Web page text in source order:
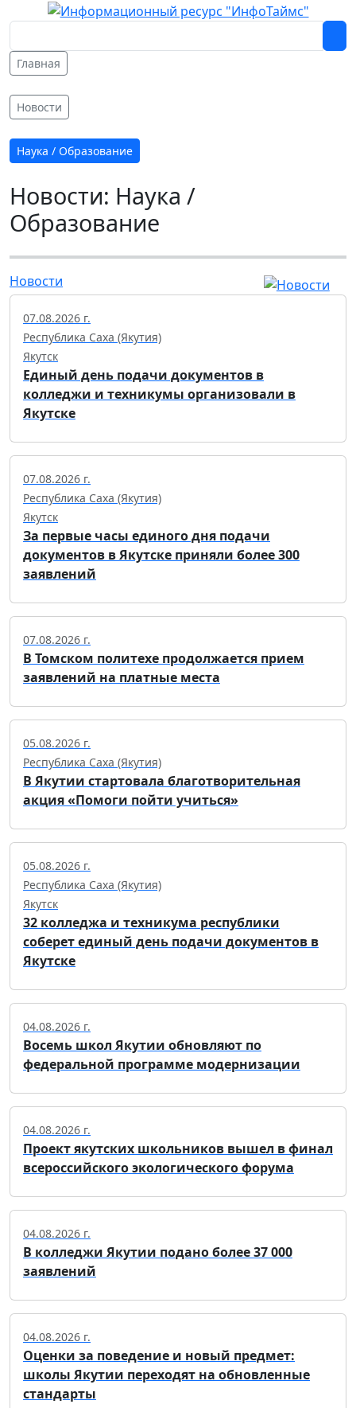
Главная
Новости
Наука / Образование
Новости: Наука /
Образование
Новости
07.08.2026 г.
Республика Саха (Якутия)
Якутск
Единый день подачи документов в
колледжи и техникумы организовали в
Якутске
07.08.2026 г.
Республика Саха (Якутия)
Якутск
За первые часы единого дня подачи
документов в Якутске приняли более 300
заявлений
07.08.2026 г.
В Томском политехе продолжается прием
заявлений на платные места
05.08.2026 г.
Республика Саха (Якутия)
В Якутии стартовала благотворительная
акция «Помоги пойти учиться»
05.08.2026 г.
Республика Саха (Якутия)
Якутск
32 колледжа и техникума республики
соберет единый день подачи документов в
Якутске
04.08.2026 г.
Восемь школ Якутии обновляют по
федеральной программе модернизации
04.08.2026 г.
Проект якутских школьников вышел в финал
всероссийского экологического форума
04.08.2026 г.
В колледжи Якутии подано более 37 000
заявлений
04.08.2026 г.
Оценки за поведение и новый предмет:
школы Якутии переходят на обновленные
стандарты